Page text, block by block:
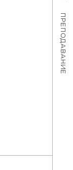
ПРЕПОДАВАНИЕ